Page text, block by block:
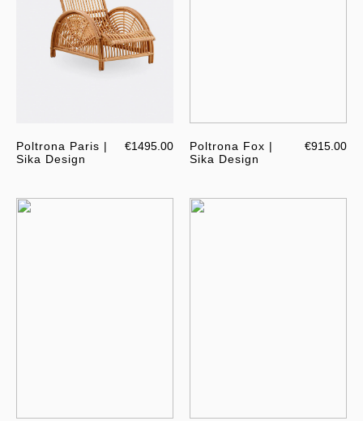
Poltrona Paris |
Sika Design
€1495.00
Poltrona Fox |
Sika Design
€915.00